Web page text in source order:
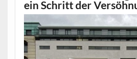
ein Schritt der